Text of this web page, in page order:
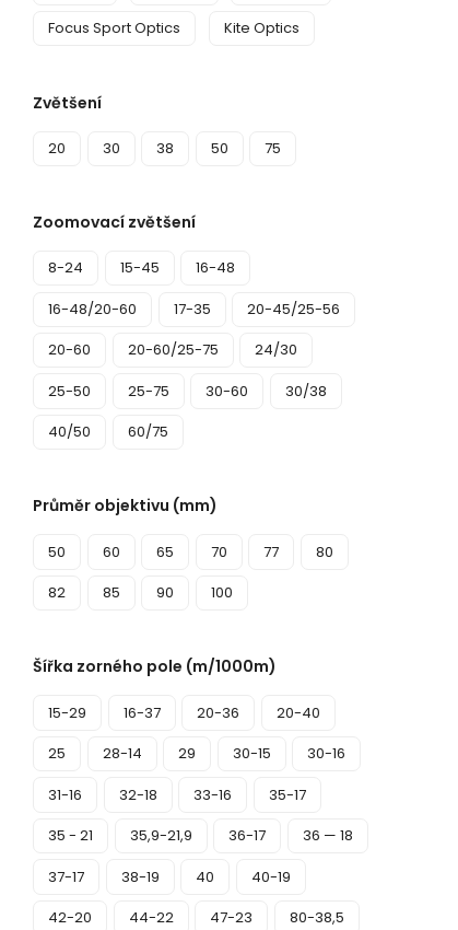
Focus Sport Optics
Kite Optics
Zvětšení
20 30 38 50 75
Zoomovací zvětšení
8-24 15-45
16-48
16-48/20-60
17-35
20-45/25-56
20-60
20-60/25-75
24/30
25-50
25-75 30-60
30/38
40/50
60/75
Průměr objektivu (mm)
50 60 65 70 77
80
82
85 90 100
Šířka zorného pole (m/1000m)
15-29 16-37 20-36
20-40
25
28-14 29 30-15
30-16
31-16
32-18 33-16
35-17
35 - 21
35,9-21,9 36-17
36 — 18
37-17
38-19 40
40-19
42-20
44-22 47-23 80-38,5